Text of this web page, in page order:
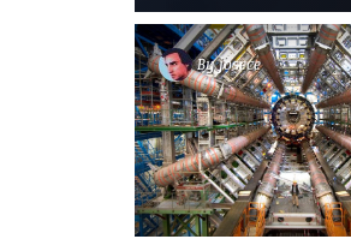
Byjosece